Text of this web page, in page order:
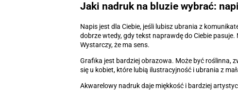
Jaki nadruk na bluzie wybrać:
Napis jest dla Ciebie, jeśli lubisz ubrania z
dobrze wtedy, gdy tekst naprawdę do Ciebie
Wystarczy, że ma sens.
Grafika jest bardziej obrazowa. Może być roślinna,
się u kobiet, które lubią ilustracyjność i ubrania z
Akwarelowy nadruk daje miękkość i bardziej